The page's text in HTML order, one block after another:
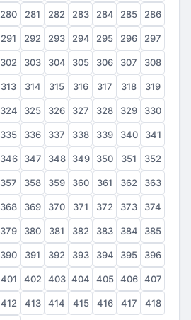
280 281 282 283 284 285 286
291 292 293 294 295 296 297
302 303 304 305 306 307 308
313 314 315 316 317 318 319
324 325 326 327 328 329 330
335 336 337 338 339 340 341
346 347 348 349 350 351 352
357 358 359 360 361 362 363
368 369 370 371 372 373 374
379 380 381 382 383 384 385
390 391 392 393 394 395 396
401 402 403 404 405 406 407
412 413 414 415 416 417 418